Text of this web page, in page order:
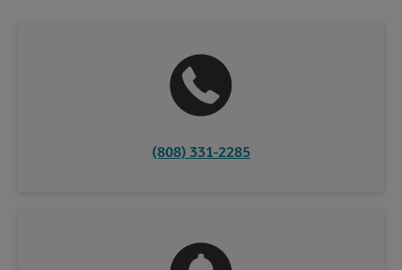
(808) 331-2285